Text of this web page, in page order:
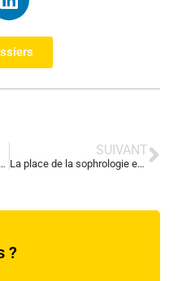
L’animation de la performance est d’une simplicité exigeante
SUIVANT
La place de la sophrologie en entreprise
?